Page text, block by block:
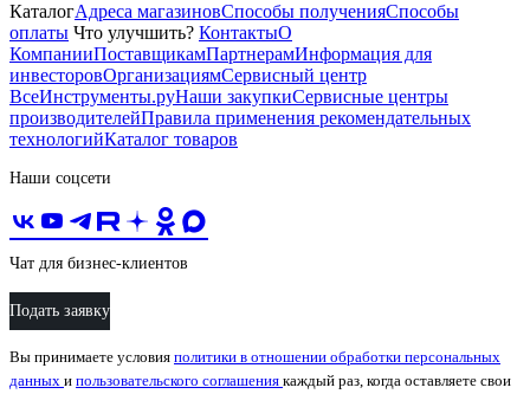
КаталогАдреса магазиновСпособы полученияСпособы
оплаты Что улучшить? КонтактыО
КомпанииПоставщикамПартнерамИнформация для
инвесторовОрганизациямСервисный центр
ВсеИнструменты.руНаши закупкиСервисные центры
производителейПравила применения рекомендательных
технологийКаталог товаров
Наши соцсети
Чат для бизнес-клиентов
Подать заявку
Вы принимаете условия политики в отношении обработки персональных
данных и пользовательского соглашения каждый раз, когда оставляете свои